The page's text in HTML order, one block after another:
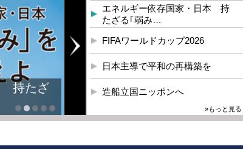
持たざ
エネルギー依存国家・日本 持
たざる｢弱み…
FIFAワールドカップ2026
日本主導で平和の再構築を
造船立国ニッポンへ
»もっと見る